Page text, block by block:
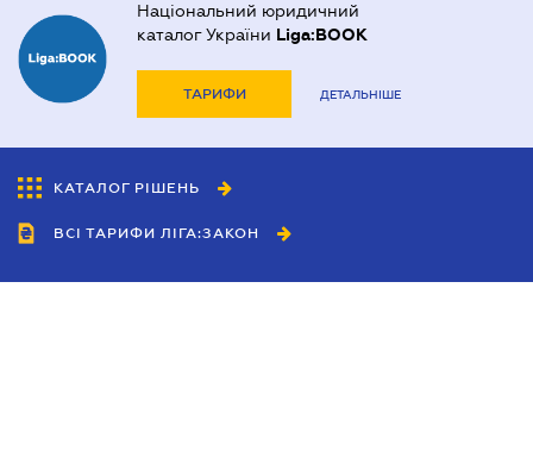
Національний юридичний
каталог України Liga:BOOK
ТАРИФИ ДЕТАЛЬНІШЕ
КАТАЛОГ РІШЕНЬ
ВСІ ТАРИФИ ЛІГА:ЗАКОН